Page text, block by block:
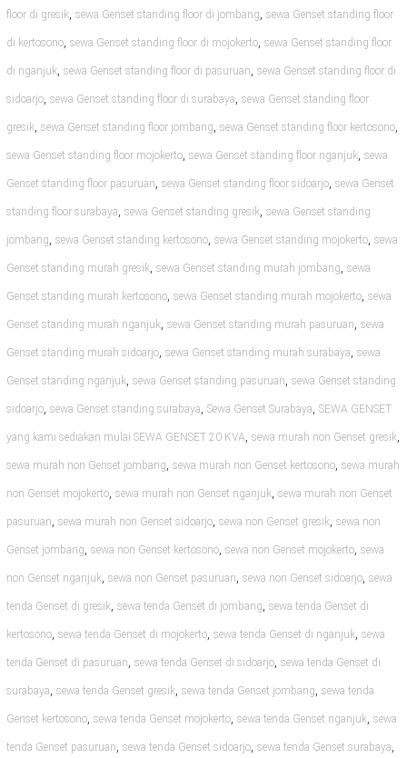
floor di gresik, sewa Genset standing floor di jombang, sewa Genset standing floor
di kertosono, sewa Genset standing floor di mojokerto, sewa Genset standing floor
di nganjuk, sewa Genset standing floor di pasuruan, sewa Genset standing floor di
sidoarjo, sewa Genset standing floor di surabaya, sewa Genset standing floor
gresik, sewa Genset standing floor jombang, sewa Genset standing floor kertosono,
sewa Genset standing floor mojokerto, sewa Genset standing floor nganjuk, sewa
Genset standing floor pasuruan, sewa Genset standing floor sidoarjo, sewa Genset
standing floor surabaya, sewa Genset standing gresik, sewa Genset standing
jombang, sewa Genset standing kertosono, sewa Genset standing mojokerto, sewa
Genset standing murah gresik, sewa Genset standing murah jombang, sewa
Genset standing murah kertosono, sewa Genset standing murah mojokerto, sewa
Genset standing murah nganjuk, sewa Genset standing murah pasuruan, sewa
Genset standing murah sidoarjo, sewa Genset standing murah surabaya, sewa
Genset standing nganjuk, sewa Genset standing pasuruan, sewa Genset standing
sidoarjo, sewa Genset standing surabaya, Sewa Genset Surabaya, SEWA GENSET
yang kami sediakan mulai SEWA GENSET 20 KVA, sewa murah non Genset gresik,
sewa murah non Genset jombang, sewa murah non Genset kertosono, sewa murah
non Genset mojokerto, sewa murah non Genset nganjuk, sewa murah non Genset
pasuruan, sewa murah non Genset sidoarjo, sewa non Genset gresik, sewa non
Genset jombang, sewa non Genset kertosono, sewa non Genset mojokerto, sewa
non Genset nganjuk, sewa non Genset pasuruan, sewa non Genset sidoarjo, sewa
tenda Genset di gresik, sewa tenda Genset di jombang, sewa tenda Genset di
kertosono, sewa tenda Genset di mojokerto, sewa tenda Genset di nganjuk, sewa
tenda Genset di pasuruan, sewa tenda Genset di sidoarjo, sewa tenda Genset di
surabaya, sewa tenda Genset gresik, sewa tenda Genset jombang, sewa tenda
Genset kertosono, sewa tenda Genset mojokerto, sewa tenda Genset nganjuk, sewa
tenda Genset pasuruan, sewa tenda Genset sidoarjo, sewa tenda Genset surabaya,